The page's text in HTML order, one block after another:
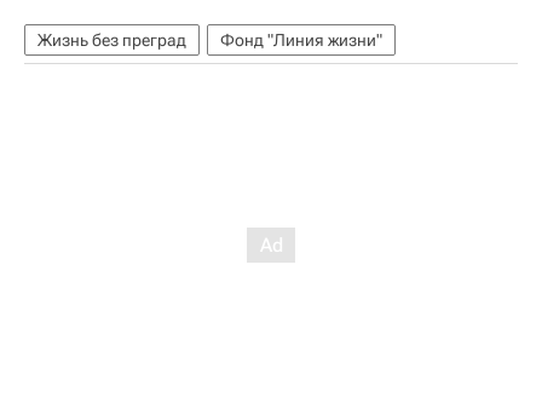
Жизнь без преград Фонд "Линия жизни"